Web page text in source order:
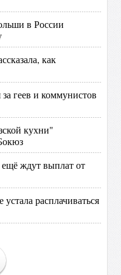
в России
как
геев и коммунистов
кухни"
ждут выплат от
расплачиваться